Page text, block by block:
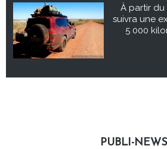
À partir du
suivra une
5 000
PUBLI-NEWS